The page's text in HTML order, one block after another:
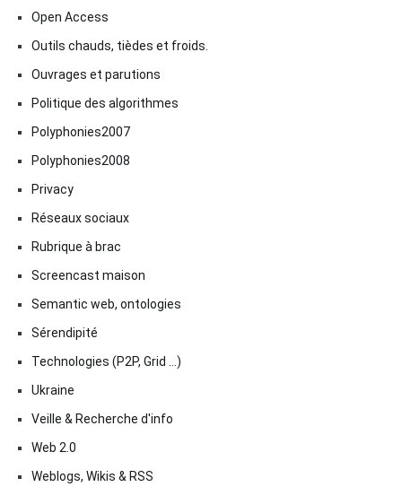
Open Access
Outils chauds, tièdes et froids.
Ouvrages et parutions
Politique des algorithmes
Polyphonies2007
Polyphonies2008
Privacy
Réseaux sociaux
Rubrique à brac
Screencast maison
Semantic web, ontologies
Sérendipité
Technologies (P2P, Grid …)
Ukraine
Veille & Recherche d'info
Web 2.0
Weblogs, Wikis & RSS